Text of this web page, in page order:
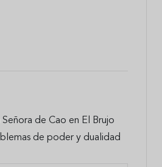
Señora de Cao en El Brujo
de poder y dualidad